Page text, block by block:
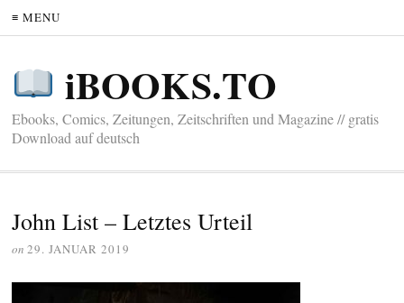
≡ MENU
iBOOKS.TO
Ebooks, Comics, Zeitungen, Zeitschriften und Magazine // gratis
Download auf deutsch
John List – Letztes Urteil
on 29. JANUAR 2019